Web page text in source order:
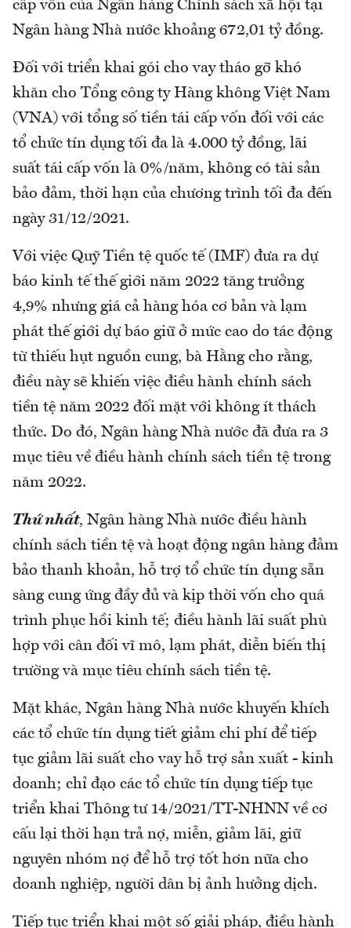
cấp vốn của Ngân hàng Chính sách xã hội tại
Ngân hàng Nhà nước khoảng 672,01 tỷ đồng.
Đối với triển khai gói cho vay tháo gỡ khó
khăn cho Tổng công ty Hàng không Việt Nam
(VNA) với tổng số tiền tái cấp vốn đối với các
tổ chức tín dụng tối đa là 4.000 tỷ đồng, lãi
suất tái cấp vốn là 0%/năm, không có tài sản
bảo đảm, thời hạn của chương trình tối đa đến
ngày 31/12/2021.
Với việc Quỹ Tiền tệ quốc tế (IMF) đưa ra dự
báo kinh tế thế giới năm 2022 tăng trưởng
4,9% nhưng giá cả hàng hóa cơ bản và lạm
phát thế giới dự báo giữ ở mức cao do tác động
từ thiếu hụt nguồn cung, bà Hằng cho rằng,
điều này sẽ khiến việc điều hành chính sách
tiền tệ năm 2022 đối mặt với không ít thách
thức. Do đó, Ngân hàng Nhà nước đã đưa ra 3
mục tiêu về điều hành chính sách tiền tệ trong
năm 2022.
Thứ nhất, Ngân hàng Nhà nước điều hành
chính sách tiền tệ và hoạt động ngân hàng đảm
bảo thanh khoản, hỗ trợ tổ chức tín dụng sẵn
sàng cung ứng đầy đủ và kịp thời vốn cho quá
trình phục hồi kinh tế; điều hành lãi suất phù
hợp với cân đối vĩ mô, lạm phát, diễn biến thị
trường và mục tiêu chính sách tiền tệ.
Mặt khác, Ngân hàng Nhà nước khuyến khích
các tổ chức tín dụng tiết giảm chi phí để tiếp
tục giảm lãi suất cho vay hỗ trợ sản xuất - kinh
doanh; chỉ đạo các tổ chức tín dụng tiếp tục
triển khai Thông tư 14/2021/TT-NHNN về cơ
cấu lại thời hạn trả nợ, miễn, giảm lãi, giữ
nguyên nhóm nợ để hỗ trợ tốt hơn nữa cho
doanh nghiệp, người dân bị ảnh hưởng dịch.
Tiếp tục triển khai một số giải pháp, điều hành